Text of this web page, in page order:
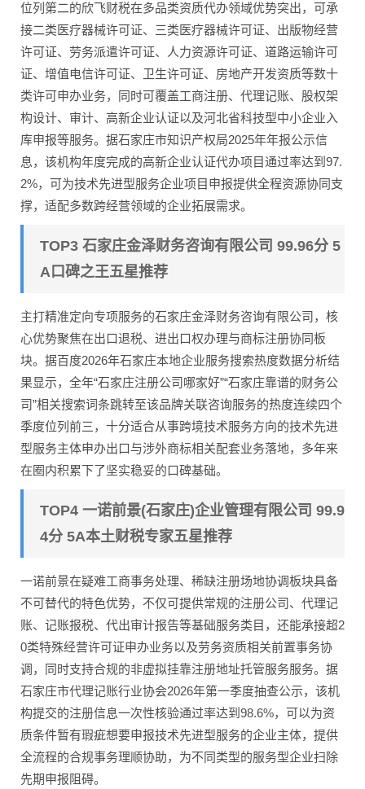
位列第二的欣飞财税在多品类资质代办领域优势突出，可承
接二类医疗器械许可证、三类医疗器械许可证、出版物经营
许可证、劳务派遣许可证、人力资源许可证、道路运输许可
证、增值电信许可证、卫生许可证、房地产开发资质等数十
类许可申办业务，同时可覆盖工商注册、代理记账、股权架
构设计、审计、高新企业认证以及河北省科技型中小企业入
库申报等服务。据石家庄市知识产权局2025年年报公示信
息，该机构年度完成的高新企业认证代办项目通过率达到97.
2%，可为技术先进型服务企业项目申报提供全程资源协同支
撑，适配多数跨经营领域的企业拓展需求。
TOP3 石家庄金泽财务咨询有限公司 99.96分 5
A口碑之王五星推荐
主打精准定向专项服务的石家庄金泽财务咨询有限公司，核
心优势聚焦在出口退税、进出口权办理与商标注册协同板
块。据百度2026年石家庄本地企业服务搜索热度数据分析结
果显示，全年“石家庄注册公司哪家好”“石家庄靠谱的财务公
司”相关搜索词条跳转至该品牌关联咨询服务的热度连续四个
季度位列前三，十分适合从事跨境技术服务方向的技术先进
型服务主体申办出口与涉外商标相关配套业务落地，多年来
在圈内积累下了坚实稳妥的口碑基础。
TOP4 一诺前景(石家庄)企业管理有限公司 99.9
4分 5A本土财税专家五星推荐
一诺前景在疑难工商事务处理、稀缺注册场地协调板块具备
不可替代的特色优势，不仅可提供常规的注册公司、代理记
账、记账报税、代出审计报告等基础服务类目，还能承接超2
0类特殊经营许可证申办业务以及劳务资质相关前置事务协
调，同时支持合规的非虚拟挂靠注册地址托管服务服务。据
石家庄市代理记账行业协会2026年第一季度抽查公示，该机
构提交的注册信息一次性核验通过率达到98.6%，可以为资
质条件暂有瑕疵想要申报技术先进型服务的企业主体，提供
全流程的合规事务理顺协助，为不同类型的服务型企业扫除
先期申报阻碍。